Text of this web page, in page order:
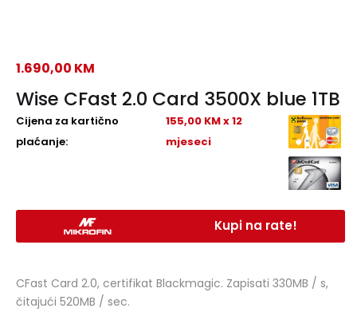
Wise CFast 2.0 Card 3500X blue 1TB
1.690,00 KM
Cijena za kartično
plaćanje:
155,00 KM x 12
mjeseci
Kupi na rate!
CFast Card 2.0, certifikat Blackmagic. Zapisati 330MB / s,
čitajući 520MB / sec.